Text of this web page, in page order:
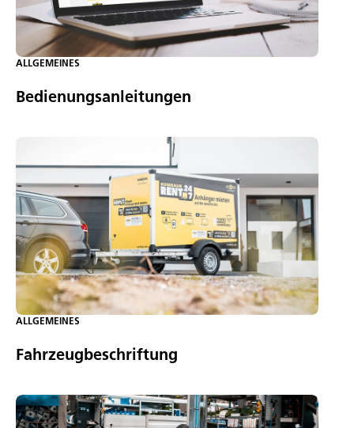
ALLGEMEINES
Bedienungsanleitungen
ALLGEMEINES
Fahrzeugbeschriftung